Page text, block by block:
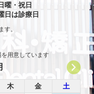
曜・祝日
日は診療日
す。
用意しています
木 金 土